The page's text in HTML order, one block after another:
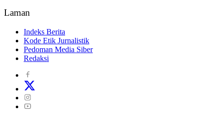
Laman
Indeks Berita
Kode Etik Jurnalistik
Pedoman Media Siber
Redaksi